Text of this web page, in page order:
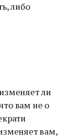
либо
ли
вам не о
вам,